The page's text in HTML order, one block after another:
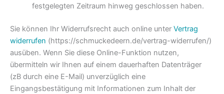
festgelegten Zeitraum hinweg geschlossen haben.
Sie können Ihr Widerrufsrecht auch online unter Vertrag
widerrufen (https://schmuckedeern.de/vertrag-widerrufen/)
ausüben. Wenn Sie diese Online-Funktion nutzen,
übermitteln wir Ihnen auf einem dauerhaften Datenträger
(zB durch eine E-Mail) unverzüglich eine
Eingangsbestätigung mit Informationen zum Inhalt der